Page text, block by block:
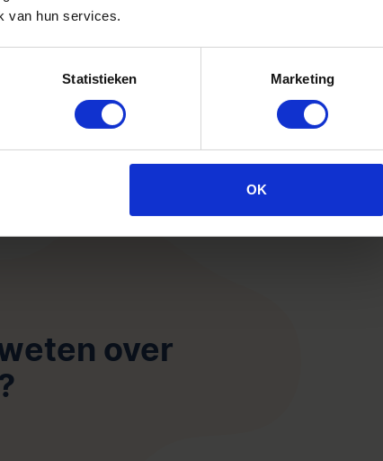
van hun services.
Statistieken Marketing
OK
voor producten die voldoen aan
minimaal drie maanden voeren
gewenst voorzien van advies op
als u meer wilt weten over GMO-
uw melkveehouderij.
over